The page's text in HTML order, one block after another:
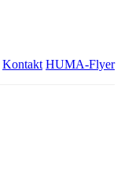
Kontakt HUMA-Flyer